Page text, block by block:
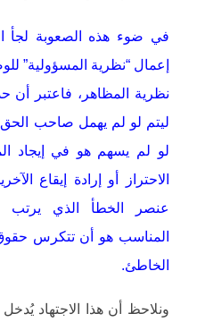
في ضوء هذه الصعوبة لجأ
إعمال “نظرية المسؤولية”
نظرية المظاهر، فاعتبر
ليتم لو لم يهمل صاحب الحق
لو لم يسهم هو في إيجاد
الاحتراز أو إرادة إيقاع
عنصر الخطأ الذي يرتب
المناسب هو أن تتكرس حقوق
الخاطئ.
ونلاحظ أن هذا الاجتهاد